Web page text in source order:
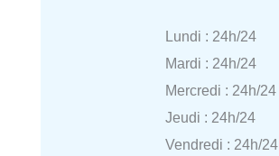
Lundi : 24h/24
Mardi : 24h/24
Mercredi : 24h/24
Jeudi : 24h/24
Vendredi : 24h/24